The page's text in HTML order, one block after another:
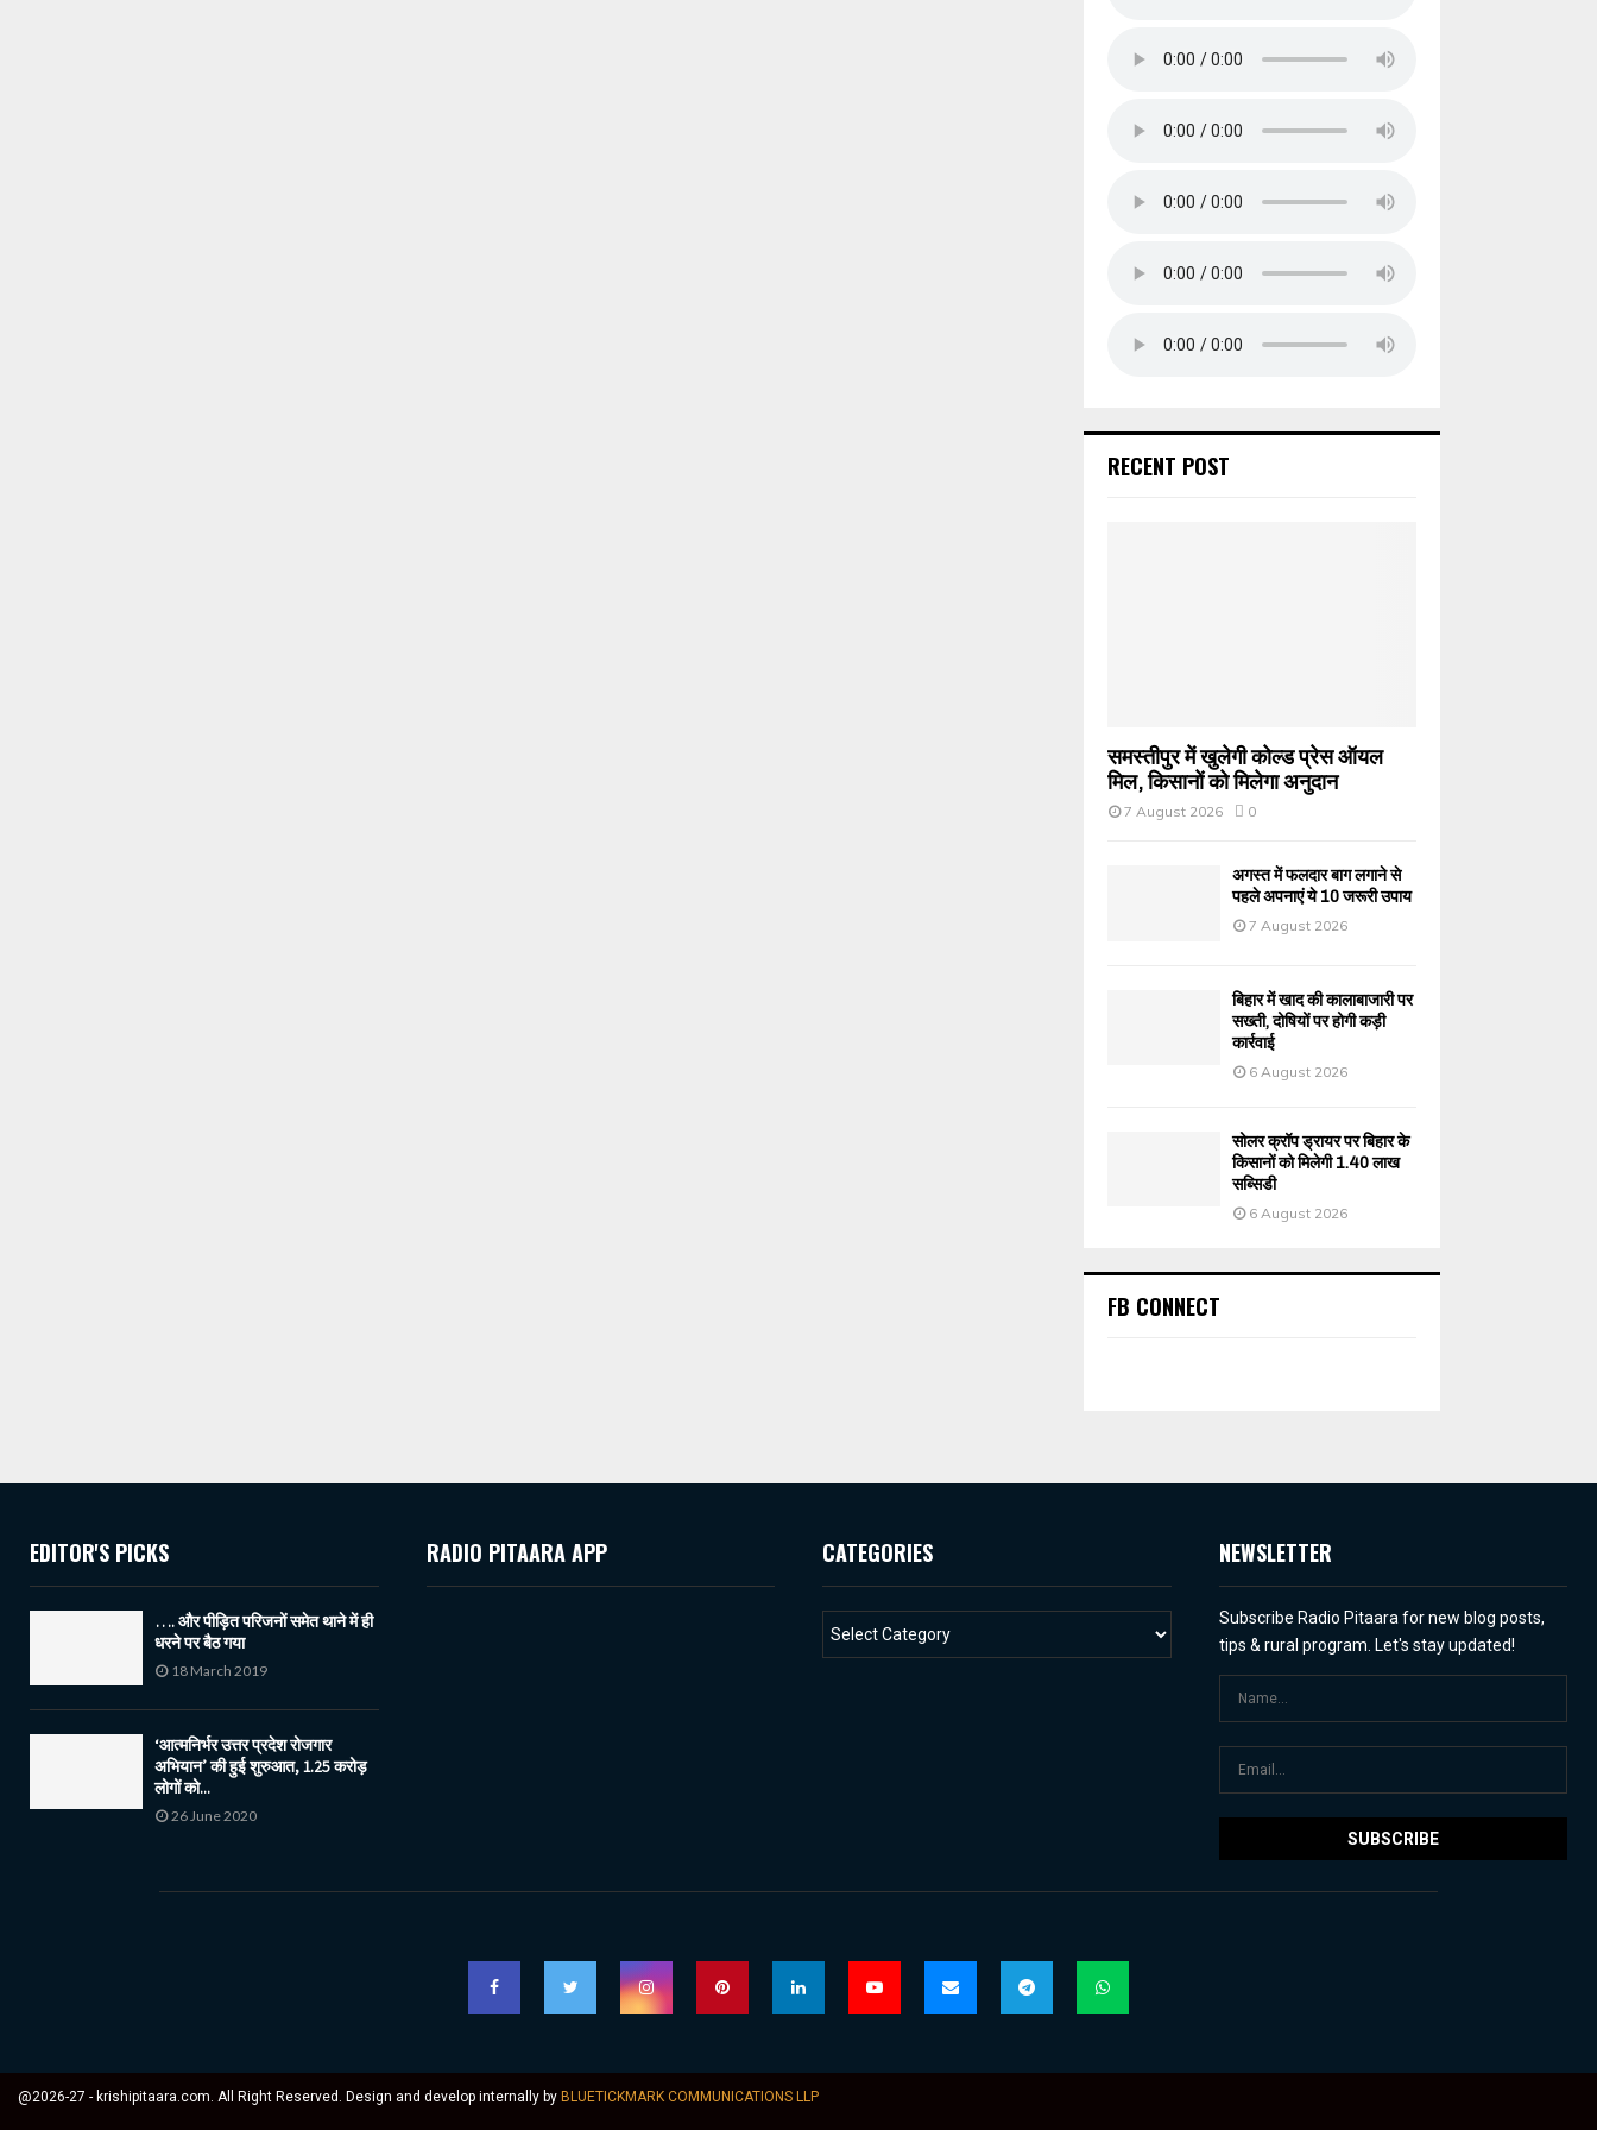
RECENT POST
समस्तीपुर में खुलेगी कोल्ड प्रेस ऑयल
मिल, किसानों को मिलेगा अनुदान
7 August 2026 0
अगस्त में फलदार बाग लगाने से
पहले अपनाएं ये 10 जरूरी उपाय
7 August 2026
बिहार में खाद की कालाबाजारी पर
सख्ती, दोषियों पर होगी कड़ी
कार्रवाई
6 August 2026
सोलर क्रॉप ड्रायर पर बिहार के
किसानों को मिलेगी 1.40 लाख
सब्सिडी
6 August 2026
FB CONNECT
EDITOR'S PICKS
…. और पीड़ित परिजनों समेत थाने में ही
धरने पर बैठ गया
18 March 2019
‘आत्मनिर्भर उत्तर प्रदेश रोजगार
अभियान’ की हुई शुरुआत, 1.25 करोड़
लोगों को...
26 June 2020
RADIO PITAARA APP CATEGORIES NEWSLETTER
Subscribe Radio Pitaara for new blog posts,
tips & rural program. Let's stay updated!
@2026-27 - krishipitaara.com. All Right Reserved. Design and develop internally by BLUETICKMARK COMMUNICATIONS LLP